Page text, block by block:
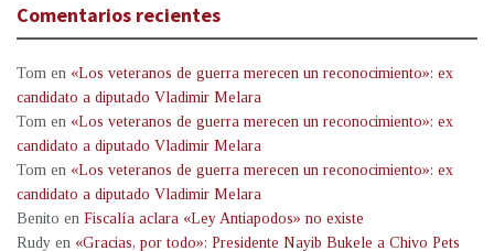
Comentarios recientes
Tom en «Los veteranos de guerra merecen un reconocimiento»: ex
candidato a diputado Vladimir Melara
Tom en «Los veteranos de guerra merecen un reconocimiento»: ex
candidato a diputado Vladimir Melara
Tom en «Los veteranos de guerra merecen un reconocimiento»: ex
candidato a diputado Vladimir Melara
Benito en Fiscalía aclara «Ley Antiapodos» no existe
Rudy en «Gracias, por todo»: Presidente Nayib Bukele a Chivo Pets